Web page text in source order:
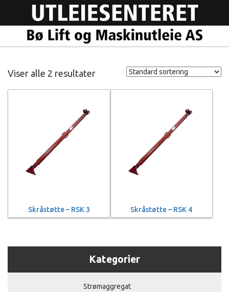
Viser alle 2 resultater
Skråstøtte – RSK 3 Skråstøtte – RSK 4
Kategorier
Strømaggregat